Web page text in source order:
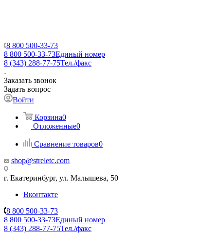
8 800 500-33-73
8 800 500-33-73Единый номер
8 (343) 288-77-75Тел./факс
Заказать звонок
Задать вопрос
Войти
Корзина0
Отложенные0
Сравнение товаров0
shop@streletc.com
г. Екатеринбург, ул. Малышева, 50
Вконтакте
8 800 500-33-73
8 800 500-33-73Единый номер
8 (343) 288-77-75Тел./факс